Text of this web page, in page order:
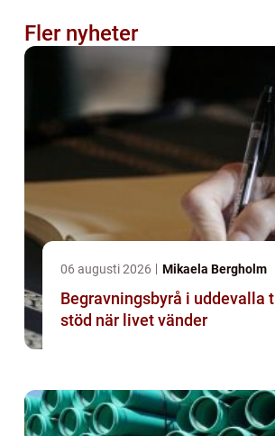
Fler nyheter
06 augusti 2026 Mikaela Bergholm
Begravningsbyrå i uddevalla tryggt
stöd när livet vänder